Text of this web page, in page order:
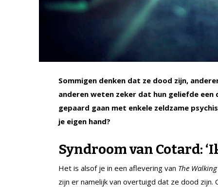
Sommigen denken dat ze dood zijn,
anderen weten zeker dat hun geliefde
gepaard gaan met enkele zeldzame
je eigen hand?
Syndroom van Cotard:
Het is alsof je in een aflevering van The
zijn er namelijk van overtuigd dat ze dood